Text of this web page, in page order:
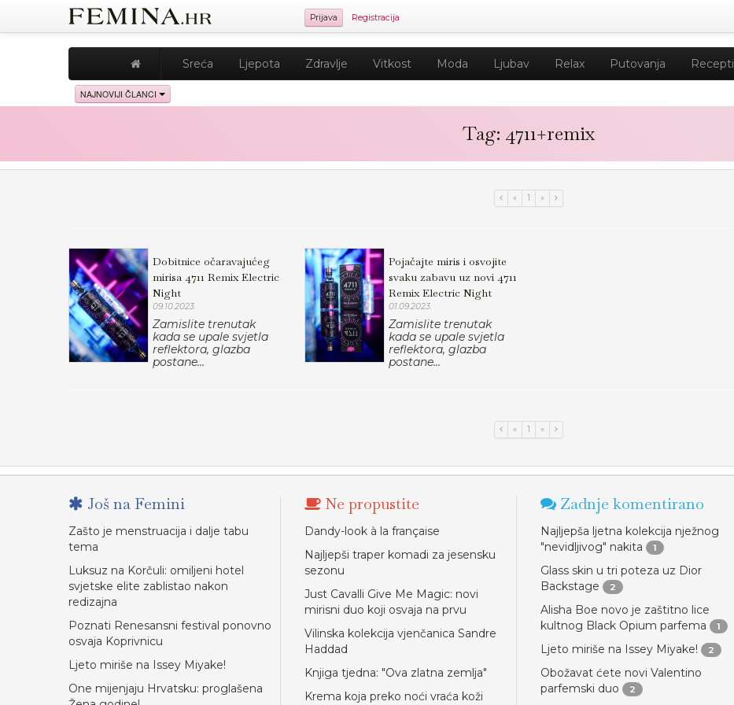
Prijava Registracija
Sreća Ljepota Zdravlje Vitkost Moda Ljubav Relax Putovanja Recepti
NAJNOVIJI ČLANCI
Tag: 4711+remix
« 1 »
Dobitnice očaravajućeg
mirisa 4711 Remix Electric
Night
09.10.2023.
Zamislite trenutak
kada se upale svjetla
reflektora, glazba
postane...
Pojačajte miris i osvojite
svaku zabavu uz novi 4711
Remix Electric Night
01.09.2023.
Zamislite trenutak
kada se upale svjetla
reflektora, glazba
postane...
« 1 »
Još na Femini
Zašto je menstruacija i dalje tabu
tema
Luksuz na Korčuli: omiljeni hotel
svjetske elite zablistao nakon
redizajna
Poznati Renesansni festival ponovno
osvaja Koprivnicu
Ljeto miriše na Issey Miyake!
One mijenjaju Hrvatsku: proglašena
Ne propustite
Dandy-look à la française
Najljepši traper komadi za jesensku
sezonu
Just Cavalli Give Me Magic: novi
mirisni duo koji osvaja na prvu
Vilinska kolekcija vjenčanica Sandre
Haddad
Knjiga tjedna: "Ova zlatna zemlja"
Krema koja preko noći vraća koži
Zadnje komentirano
Najljepša ljetna kolekcija nježnog
"nevidljivog" nakita
1
Glass skin u tri poteza uz Dior
Backstage
2
Alisha Boe novo je zaštitno lice
kultnog Black Opium parfema
1
Ljeto miriše na Issey Miyake! 2
Obožavat ćete novi Valentino
parfemski duo
2